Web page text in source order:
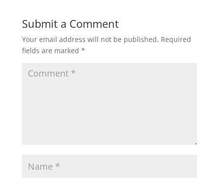
Submit a Comment
Your email address will not be published. Required
fields are marked *